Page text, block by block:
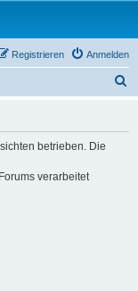
Anmelden
Registrieren
betrieben. Die
verarbeitet